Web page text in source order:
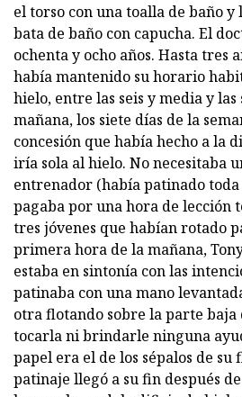
el torso con una toalla de baño
bata de baño con capucha. El
ochenta y ocho años. Hasta tres
había mantenido su horario
hielo, entre las seis y media y
mañana, los siete días de la
concesión que había hecho a la
iría sola al hielo. No necesitaba
entrenador (había patinado
pagaba por una hora de lección
tres jóvenes que habían rotado
primera hora de la mañana,
estaba en sintonía con las
patinaba con una mano
otra flotando sobre la parte baja
tocarla ni brindarle ninguna
papel era el de los sépalos de su
patinaje llegó a su fin después